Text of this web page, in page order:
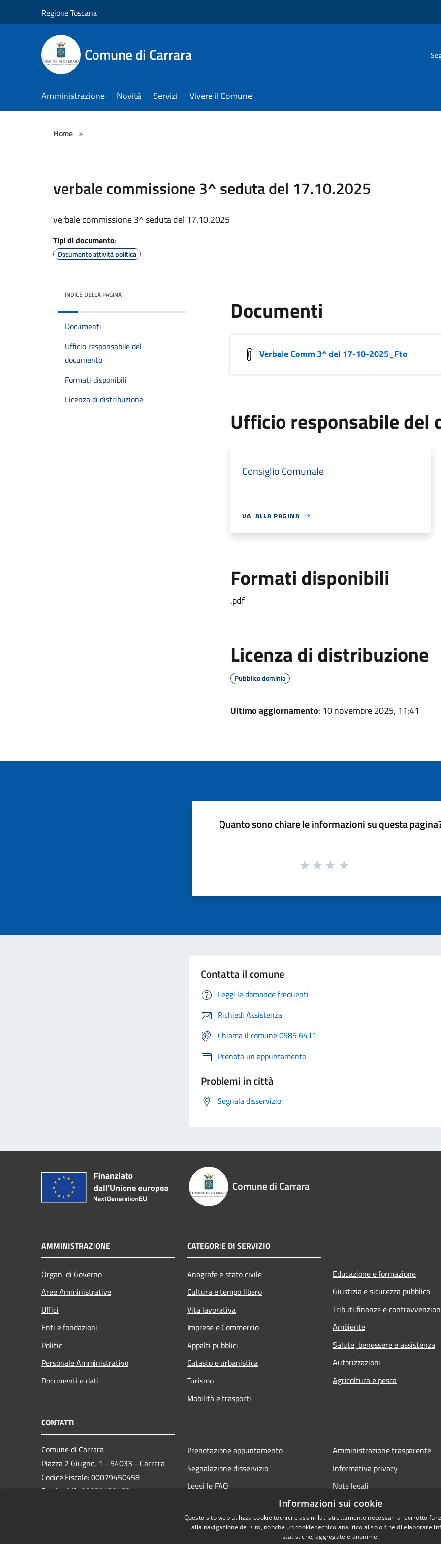
Regione Toscana
Comune di Carrara
Amministrazione Novità Servizi Vivere il Comune
Home >
verbale commissione 3^ seduta del 17.10.2025
verbale commissione 3^ seduta del 17.10.2025
Tipi di documento:
Documento attività politica
INDICE DELLA PAGINA
Documenti
Ufficio responsabile del
documento
Formati disponibili
Licenza di distribuzione
Documenti
Verbale Comm 3^ del 17-10-2025_Fto
Ufficio responsabile del
Consiglio Comunale
VAI ALLA PAGINA
Formati disponibili
.pdf
Licenza di distribuzione
Pubblico dominio
Ultimo aggiornamento: 10 novembre 2025, 11:41
Quanto sono chiare le informazioni su questa
Contatta il comune
Leggi le domande frequenti
Richiedi Assistenza
Chiama il comune 0585 6411
Prenota un appuntamento
Problemi in città
Segnala disservizio
Comune di Carrara
AMMINISTRAZIONE
Organi di Governo
Aree Amministrative
Uffici
Enti e fondazioni
Politici
Personale Amministrativo
Documenti e dati
CATEGORIE DI SERVIZIO
Anagrafe e stato civile
Cultura e tempo libero
Vita lavorativa
Imprese e Commercio
Appalti pubblici
Catasto e urbanistica
Turismo
Mobilità e trasporti
Educazione e formazione
Giustizia e sicurezza pubblica
Tributi,finanze e
Ambiente
Salute, benessere e assistenza
Autorizzazioni
Agricoltura e pesca
CONTATTI
Comune di Carrara
Piazza 2 Giugno, 1 - 54033 - Carrara
Codice Fiscale: 00079450458
Partita IVA: 00079450458
Prenotazione appuntamento
Segnalazione disservizio
Leggi le FAQ
Amministrazione trasparente
Informativa privacy
Note legali
Dichiarazione di accessibilità
Informazioni sui cookie
Questo sito web utilizza cookie tecnici e assimilati strettamente necessari al corretto
alla navigazione del sito, nonché un cookie tecnico analitico al solo fine di elaborare
statistiche, aggregate e anonime.